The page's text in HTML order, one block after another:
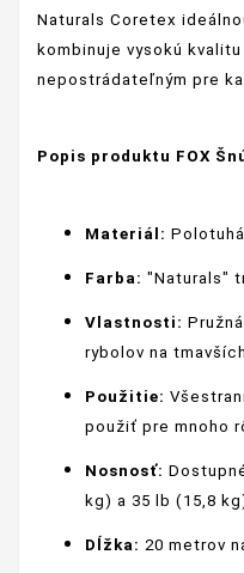
Naturals Coretex
kombinuje vysokú
nepostrádateľným pre
Popis produktu FOX
Materiál:
Farba: "Naturals"
Vlastnosti:
rybolov na
Použitie:
použiť pre mnoho
Nosnosť:
kg) a 35 lb (15,8
Dĺžka: 20 metrov